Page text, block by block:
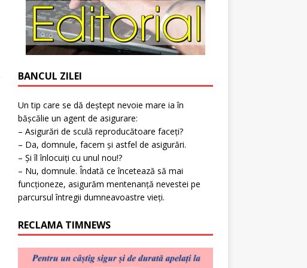
BANCUL ZILEI
Un tip care se dă deștept nevoie mare ia în
bășcălie un agent de asigurare:
– Asigurări de sculă reproducătoare faceți?
– Da, domnule, facem și astfel de asigurări.
– Și îl înlocuiți cu unul nou!?
– Nu, domnule. Îndată ce încetează să mai
funcționeze, asigurăm mentenanță nevestei pe
parcursul întregii dumneavoastre vieți.
RECLAMA TIMNEWS